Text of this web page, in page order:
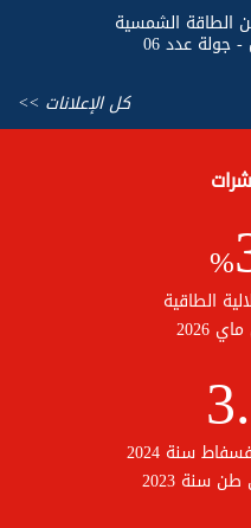
الطاقة الشمسية
عدد 06
كل الإعلانات >>
%
الطاقية
2026
سنة 2024